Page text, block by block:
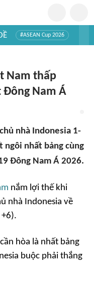
#ASEAN Cup 2026
Nam thấp
Nam Á
nhà Indonesia 1-
nhất bảng cùng
Đông Nam Á 2026.
nắm lợi thế khi
nhà Indonesia về
hòa là nhất bảng
buộc phải thắng